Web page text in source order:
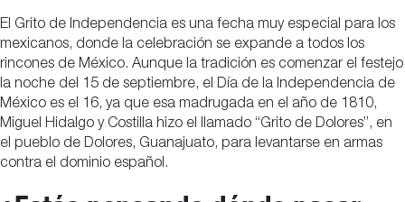
El Grito de Independencia es una fecha muy especial para los
mexicanos, donde la celebración se expande a todos los
rincones de México. Aunque la tradición es comenzar el festejo
la noche del 15 de septiembre, el Día de la Independencia de
México es el 16, ya que esa madrugada en el año de 1810,
Miguel Hidalgo y Costilla hizo el llamado “Grito de Dolores”, en
el pueblo de Dolores, Guanajuato, para levantarse en armas
contra el dominio español.